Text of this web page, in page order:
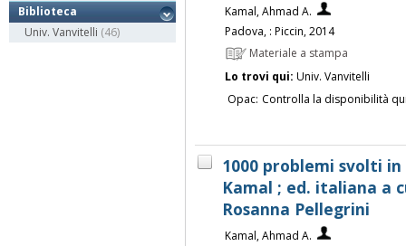
Biblioteca
Univ. Vanvitelli (46)
Kamal, Ahmad A.
Padova, : Piccin, 2014
Materiale a stampa
Lo trovi qui: Univ. Vanvitelli
Opac: Controlla la disponibilità
1000 problemi svolti in
Kamal ; ed. italiana a
Rosanna Pellegrini
Kamal, Ahmad A.